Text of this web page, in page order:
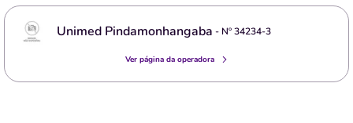
Unimed Pindamonhangaba - Nº34234-3
Ver página da operadora